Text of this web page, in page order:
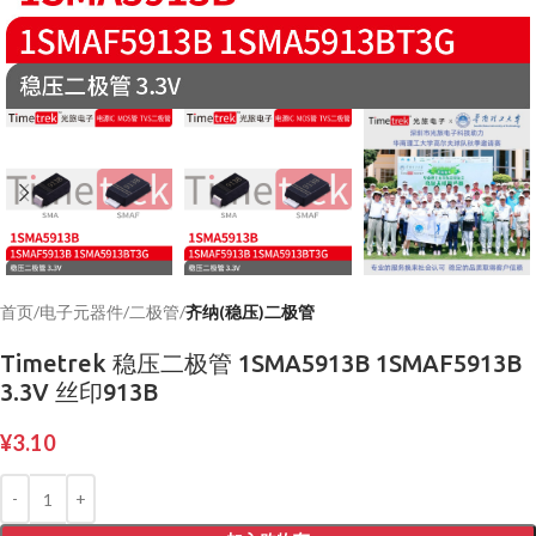
首页 电子元器件 二极管 齐纳(稳压)二极管
Timetrek 稳压二极管 1SMA5913B 1SMAF5913B
3.3V 丝印913B
¥3.10